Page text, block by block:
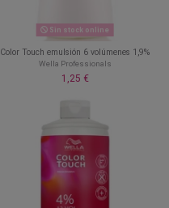
Sin stock online
Color Touch emulsión 6 volúmenes 1,9%
Wella Professionals
1,25 €